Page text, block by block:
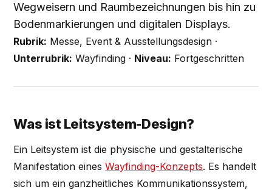
Wegweisern und Raumbezeichnungen bis hin zu
Bodenmarkierungen und digitalen Displays.
Rubrik: Messe, Event & Ausstellungsdesign ·
Unterrubrik: Wayfinding · Niveau: Fortgeschritten
Was ist Leitsystem-Design?
Ein Leitsystem ist die physische und gestalterische
Manifestation einesWayfinding-Konzepts. Es handelt
sich um ein ganzheitliches Kommunikationssystem,